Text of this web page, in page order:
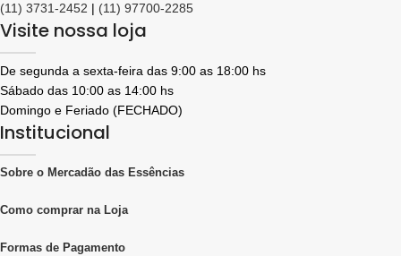
(11) 3731-2452 | (11) 97700-2285
Visite nossa loja
De segunda a sexta-feira das 9:00 as 18:00 hs
Sábado das 10:00 as 14:00 hs
Domingo e Feriado (FECHADO)
Institucional
Sobre o Mercadão das Essências
Como comprar na Loja
Formas de Pagamento